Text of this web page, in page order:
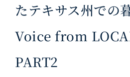
たテキサス州での
Voice from
PART2